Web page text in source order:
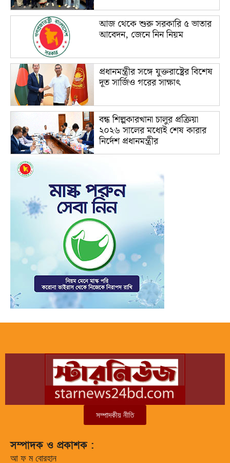
আজ থেকে শুরু সরকারি ৫ ভাতার
আবেদন, জেনে নিন নিয়ম
প্রধানমন্ত্রীর সঙ্গে যুক্তরাষ্ট্রের বিশেষ
দূত সার্জিও গরের সাক্ষাৎ
বন্ধ শিল্পকারখানা চালুর প্রক্রিয়া
২০২৬ সালের মধ্যেই শেষ কারার
নির্দেশ প্রধানমন্ত্রীর
সম্পাদকীয় নীতি
সম্পাদক ও প্রকাশক :
আ ফ ম বোরহান